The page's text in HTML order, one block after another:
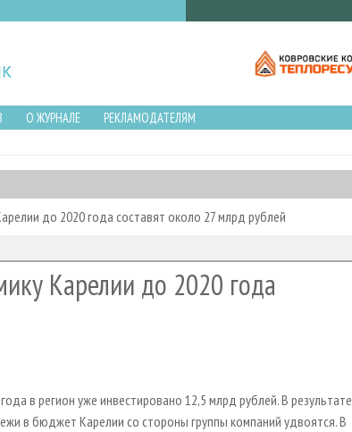
О ЖУРНАЛЕ
РЕКЛАМОДАТЕЛЯМ
до 2020 года составят около 27 млрд рублей
Карелии до 2020 года
в регион уже инвестировано 12,5 млрд рублей. В результате
в бюджет Карелии со стороны группы компаний удвоятся. В